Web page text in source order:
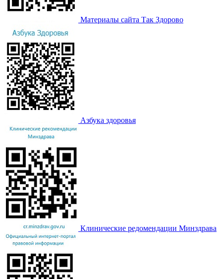
Материалы сайта Так Здорово
Азбука здоровья
Клинические редомендации Минздрава